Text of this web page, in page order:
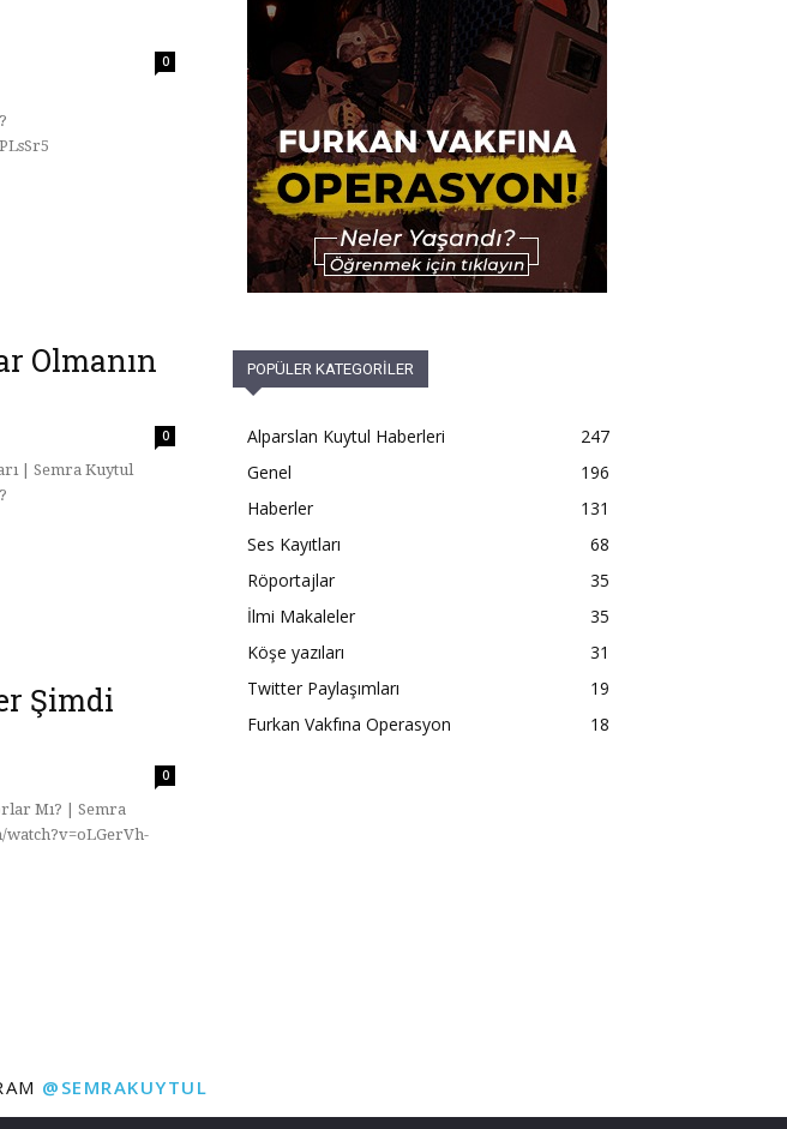
0
Olmanın
0
| Semra Kuytul
Şimdi
0
Mı? | Semra
POPÜLER KATEGORİLER
Alparslan Kuytul Haberleri
247
Genel
196
Haberler
131
Ses Kayıtları
68
Röportajlar
35
İlmi Makaleler
35
Köşe yazıları
31
Twitter Paylaşımları
19
Furkan Vakfına Operasyon
18
@SEMRAKUYTUL